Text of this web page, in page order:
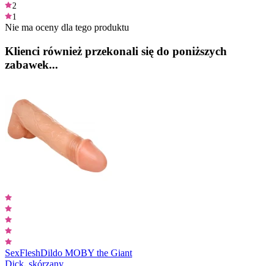
2
1
Nie ma oceny dla tego produktu
Klienci również przekonali się do poniższych
zabawek...
SexFleshDildo MOBY the Giant